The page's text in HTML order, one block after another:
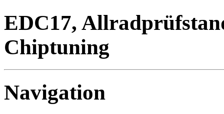
EDC17,
Chiptuning
Navigation